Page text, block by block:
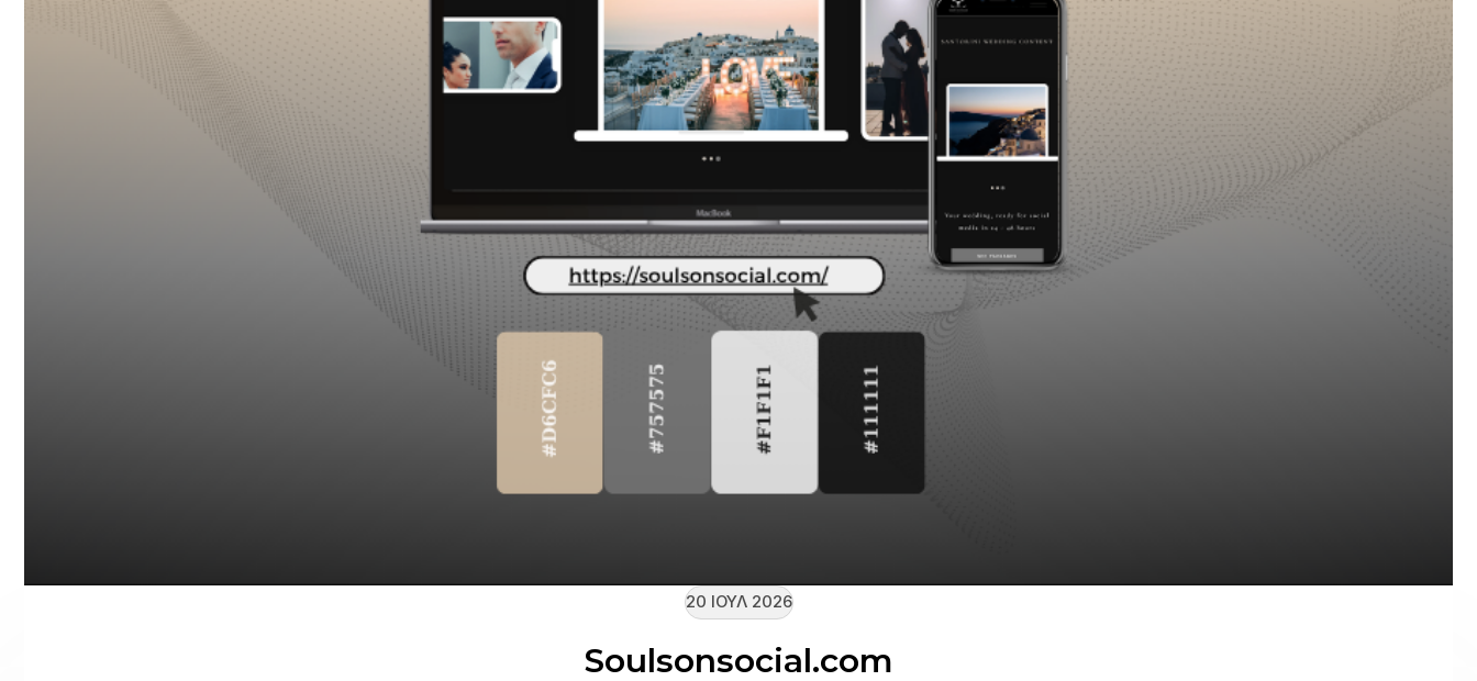
20 ΙΟΎΛ 2026
Soulsonsocial.com